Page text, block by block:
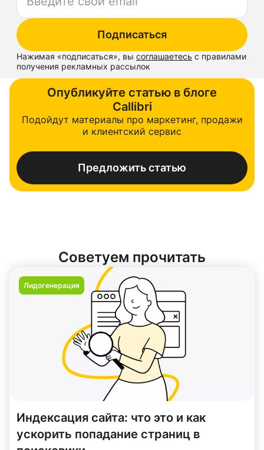
Подписаться
Нажимая «подписаться», вы соглашаетесь с правилами
получения рекламных рассылок
Опубликуйте статью в блоге
Callibri
Подойдут материалы про маркетинг, продажи
и клиентский сервис
Предложить статью
Советуем прочитать
Лидогенерация
Индексация сайта: что это и как
ускорить попадание страниц в